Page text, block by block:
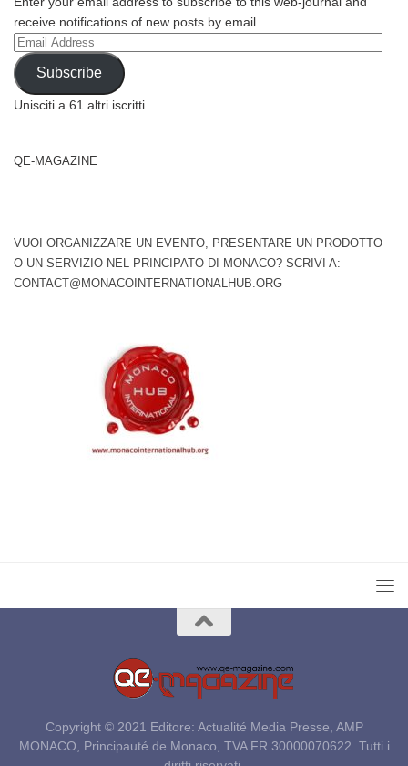
receive notifications of new posts by email.
Email
Address
Subscribe
Unisciti a 61 altri iscritti
QE-MAGAZINE
VUOI ORGANIZZARE UN EVENTO, PRESENTARE UN PRODOTTO
O UN SERVIZIO NEL PRINCIPATO DI MONACO? SCRIVI A:
CONTACT@MONACOINTERNATIONALHUB.ORG
Copyright © 2021 Editore: Actualité Media Presse, AMP
MONACO, Principauté de Monaco, TVA FR 30000070622. Tutti i